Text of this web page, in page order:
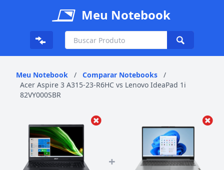
Meu Notebook
Meu Notebook / Comparar Notebooks
/
Acer Aspire 3 A315-23-R6HC vs Lenovo IdeaPad 1i
82VY000SBR
+